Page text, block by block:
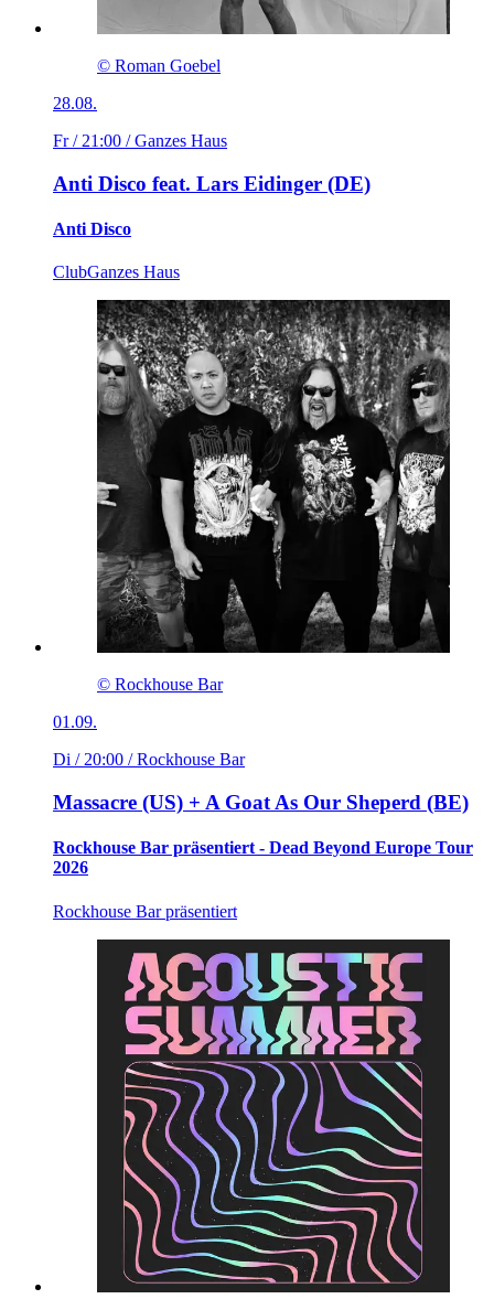
© Roman Goebel
28.08.
Fr / 21:00 / Ganzes Haus
Anti Disco feat. Lars Eidinger (DE)
Anti Disco
ClubGanzes Haus
© Rockhouse Bar
01.09.
Di / 20:00 / Rockhouse Bar
Massacre (US) + A Goat As Our Sheperd (BE)
Rockhouse Bar präsentiert - Dead Beyond Europe Tour
2026
Rockhouse Bar präsentiert